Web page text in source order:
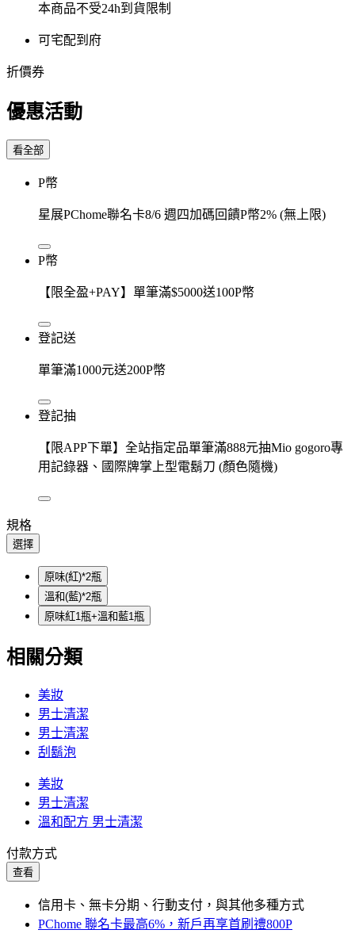
本商品不受24h到貨限制
可宅配到府
折價券
優惠活動
看全部
P幣
星展PChome聯名卡8/6 週四加碼回饋P幣2% (無上限)
P幣
【限全盈+PAY】單筆滿$5000送100P幣
登記送
單筆滿1000元送200P幣
登記抽
【限APP下單】全站指定品單筆滿888元抽Mio gogoro專
用記錄器、國際牌掌上型電鬍刀 (顏色隨機)
規格
選擇
原味(紅)*2瓶
溫和(藍)*2瓶
原味紅1瓶+溫和藍1瓶
相關分類
美妝
男士清潔
男士清潔
刮鬍泡
美妝
男士清潔
溫和配方 男士清潔
付款方式
查看
信用卡、無卡分期、行動支付，與其他多種方式
PChome 聯名卡最高6%，新戶再享首刷禮800P